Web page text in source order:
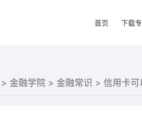
首页 下载
>金融学院 >金融常识 > 信用卡可